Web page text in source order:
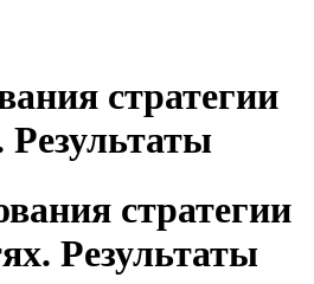
стратегии
Результаты
стратегии
Результаты